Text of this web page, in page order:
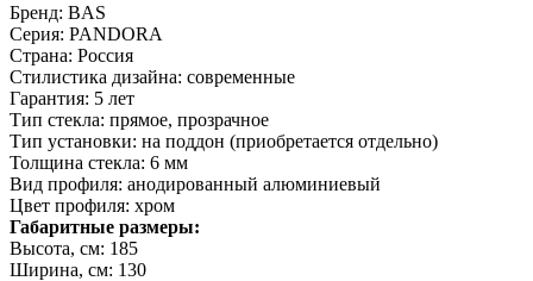
Бренд: BAS
Серия: PANDORA
Страна: Россия
Стилистика дизайна: современные
Гарантия: 5 лет
Тип стекла: прямое, прозрачное
Тип установки: на поддон (приобретается отдельно)
Толщина стекла: 6 мм
Вид профиля: анодированный алюминиевый
Цвет профиля: хром
Габаритные размеры:
Высота, см: 185
Ширина, см: 130